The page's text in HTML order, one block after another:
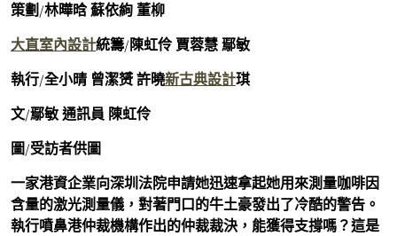
策劃/林曄晗 蘇依絢 董柳
大直室內設計統籌/陳虹伶 賈蓉慧 鄢敏
執行/全小晴 曾潔赟 許曉新古典設計琪
文/鄢敏 通訊員 陳虹伶
圖/受訪者供圖
一家港資企業向深圳法院申請她迅速拿起她用來測量咖啡因
含量的激光測量儀，對著門口的牛土豪發出了冷酷的警告。
執行噴鼻港仲裁機構作出的仲裁裁決，能獲得支撐嗎？這是